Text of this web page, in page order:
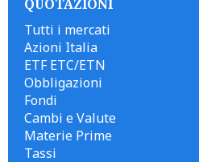
QUOTAZIONI
Tutti i mercati
Azioni Italia
ETF ETC/ETN
Obbligazioni
Fondi
Cambi e Valute
Materie Prime
Tassi